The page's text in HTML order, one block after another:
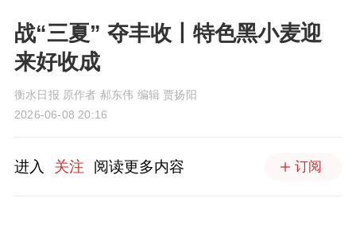
战“三夏” 夺丰收丨特色黑小麦迎
来好收成
衡水日报 原作者 郝东伟 编辑 贾扬阳
2026-06-08 20:16
进入 关注 阅读更多内容 订阅